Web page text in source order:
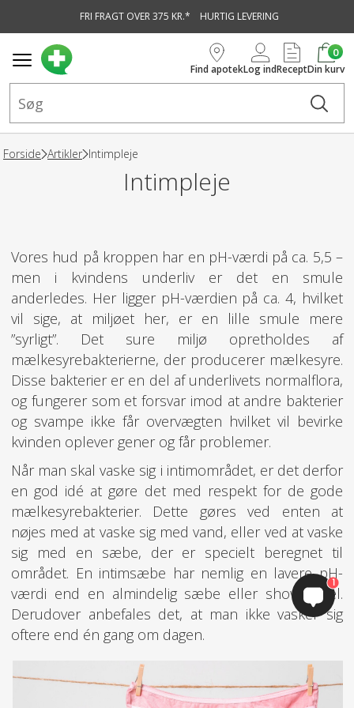
FRI FRAGT OVER 375 KR.* HURTIG LEVERING
Find apotekLog indRecept
0
Din kurv
Forside Artikler Intimpleje
Intimpleje
Vores hud på kroppen har en pH-værdi på ca. 5,5 –
men i kvindens underliv er det en smule
anderledes. Her ligger pH-værdien på ca. 4, hvilket
vil sige, at miljøet her, er en lille smule mere
”syrligt”. Det sure miljø opretholdes af
mælkesyrebakterierne, der producerer mælkesyre.
Disse bakterier er en del af underlivets normalflora,
og fungerer som et forsvar imod at andre bakterier
og svampe ikke får overvægten hvilket vil bevirke
kvinden oplever gener og får problemer.
​​​​​​​Når man skal vaske sig i intimområdet, er det derfor
en god idé at gøre det med respekt for de gode
mælkesyrebakterier. Dette gøres ved enten at
nøjes med at vaske sig med vand, eller ved at vaske
sig med en sæbe, der er specielt beregnet til
området. En intimsæbe har nemlig en lavere pH-
værdi end en almindelig sæbe eller shower gel.
Derudover anbefales det, at man ikke vasker sig
oftere end én gang om dagen.
1